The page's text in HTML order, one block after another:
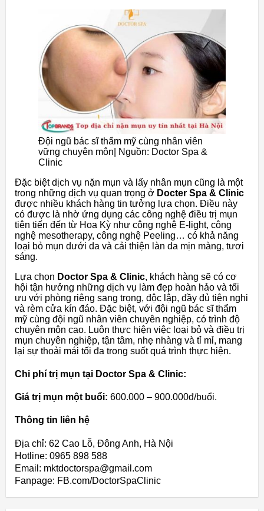
Đội ngũ bác sĩ thẩm mỹ cùng nhân viên
vững chuyên môn| Nguồn: Doctor Spa &
Clinic
Đặc biệt dịch vụ nặn mụn và lấy nhân mụn cũng là một
trong những dịch vụ quan trọng ở Docter Spa & Clinic
được nhiều khách hàng tin tưởng lựa chọn. Điều này
có được là nhờ ứng dụng các công nghệ điều trị mụn
tiên tiến đến từ Hoa Kỳ như công nghệ E-light, công
nghệ mesotherapy, công nghệ Peeling… có khả năng
loại bỏ mụn dưới da và cải thiện làn da mịn màng, tươi
sáng.
Lựa chọn Doctor Spa & Clinic, khách hàng sẽ có cơ
hội tận hưởng những dịch vụ làm đẹp hoàn hảo và tối
ưu với phòng riêng sang trọng, độc lập, đầy đủ tiện nghi
và rèm cửa kín đáo. Đặc biệt, với đội ngũ bác sĩ thẩm
mỹ cùng đội ngũ nhân viên chuyên nghiệp, có trình độ
chuyên môn cao. Luôn thực hiện việc loại bỏ và điều trị
mụn chuyên nghiệp, tận tâm, nhẹ nhàng và tỉ mỉ, mang
lại sự thoải mái tối đa trong suốt quá trình thực hiện.
Chi phí trị mụn tại Doctor Spa & Clinic:
Giá trị mụn một buổi: 600.000 – 900.000đ/buổi.
Thông tin liên hệ
Địa chỉ: 62 Cao Lỗ, Đông Anh, Hà Nội
Hotline: 0965 898 588
Email: mktdoctorspa@gmail.com
Fanpage: FB.com/DoctorSpaClinic